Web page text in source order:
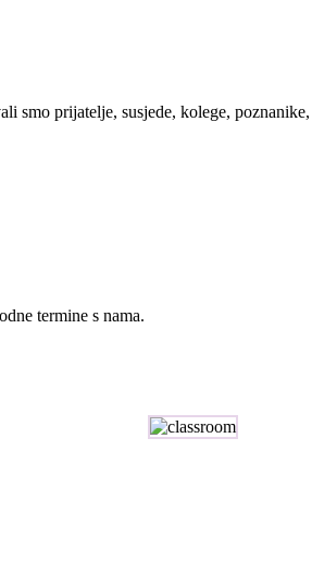
smo prijatelje, susjede, kolege,
termine s nama.